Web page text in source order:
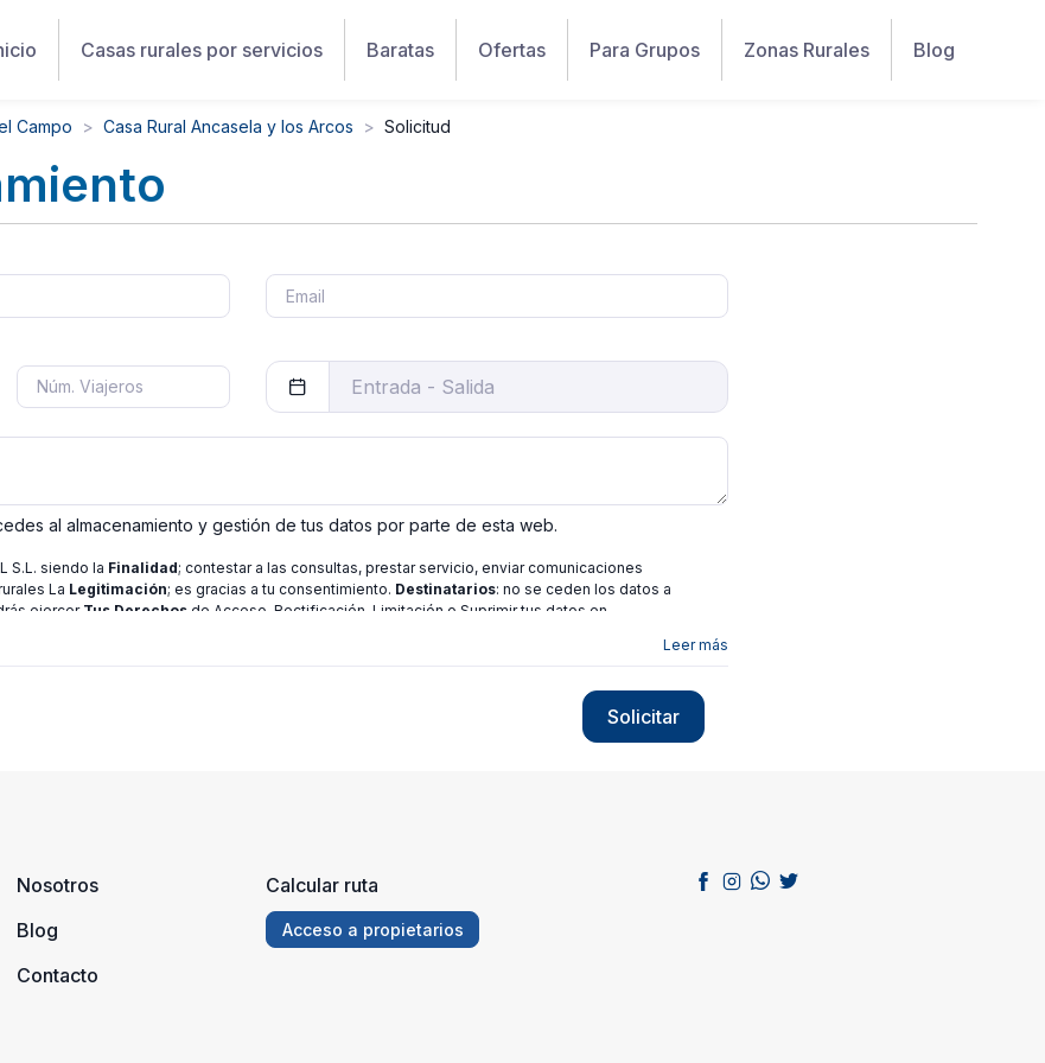
Casas rurales por servicios Baratas Ofertas Para Grupos Zonas Rurales Blog
Campo Casa Rural Ancasela y los Arcos Solicitud
al almacenamiento y gestión de tus datos por parte de esta web.
S.L. siendo la Finalidad; contestar a las consultas, prestar servicio, enviar comunicaciones
La Legitimación; es gracias a tu consentimiento. Destinatarios: no se ceden los datos a
ejercer Tus Derechos de Acceso, Rectificación, Limitación o Suprimir tus datos en
Leer más
Solicitar
Nosotros
Blog
Contacto
Calcular ruta
Acceso a propietarios